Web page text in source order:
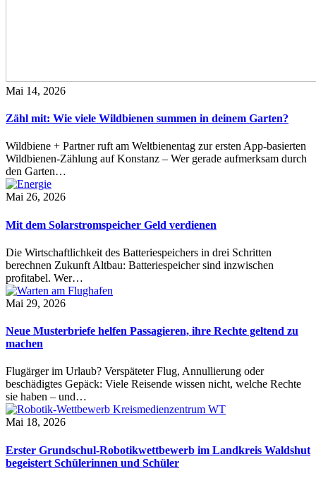
Mai 14, 2026
Zähl mit: Wie viele Wildbienen summen in deinem Garten?
Wildbiene + Partner ruft am Weltbienentag zur ersten App-basierten
Wildbienen-Zählung auf Konstanz – Wer gerade aufmerksam durch
den Garten…
Mai 26, 2026
Mit dem Solarstromspeicher Geld verdienen
Die Wirtschaftlichkeit des Batteriespeichers in drei Schritten
berechnen Zukunft Altbau: Batteriespeicher sind inzwischen
profitabel. Wer…
Mai 29, 2026
Neue Musterbriefe helfen Passagieren, ihre Rechte geltend zu
machen
Flugärger im Urlaub? Verspäteter Flug, Annullierung oder
beschädigtes Gepäck: Viele Reisende wissen nicht, welche Rechte
sie haben – und…
Mai 18, 2026
Erster Grundschul-Robotikwettbewerb im Landkreis Waldshut
begeistert Schülerinnen und Schüler